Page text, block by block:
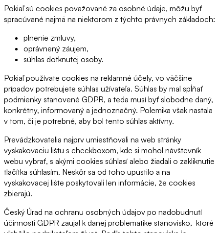
Pokiaľ sú cookies považované za osobné údaje, môžu byť
spracúvané najmä na niektorom z týchto právnych základoch:
plnenie zmluvy,
oprávnený záujem,
súhlas dotknutej osoby.
Pokiaľ používate cookies na reklamné účely, vo väčšine
prípadov potrebujete súhlas užívateľa. Súhlas by mal spĺňať
podmienky stanovené GDPR, a teda musí byť slobodne daný,
konkrétny, informovaný a jednoznačný. Polemika však nastala
v tom, či je potrebné, aby bol tento súhlas aktívny.
Prevádzkovatelia najprv umiestňovali na web stránky
vyskakovaciu lištu s checkboxom, kde si mohol návštevník
webu vybrať, s akými cookies súhlasí alebo žiadali o zakliknutie
tlačítka súhlasím. Neskôr sa od toho upustilo a na
vyskakovacej lište poskytovali len informácie, že cookies
zbierajú.
Český Úrad na ochranu osobných údajov po nadobudnutí
účinnosti GDPR zaujal k danej problematike stanovisko, ktoré